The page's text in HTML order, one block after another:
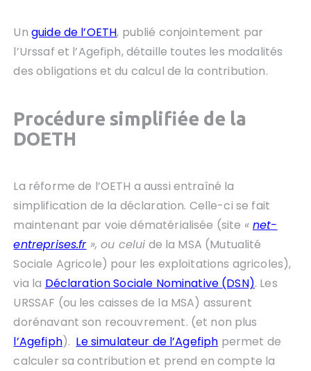
Un guide de l’OETH, publié conjointement par
l’Urssaf et l’Agefiph, détaille toutes les modalités
des obligations et du calcul de la contribution.
Procédure simplifiée de la
DOETH
La réforme de l’OETH a aussi entraîné la
simplification de la déclaration. Celle-ci se fait
maintenant par voie dématérialisée (site « net-
entreprises.fr», ou celui de la MSA (Mutualité
Sociale Agricole) pour les exploitations agricoles),
via la Déclaration Sociale Nominative (DSN). Les
URSSAF (ou les caisses de la MSA) assurent
dorénavant son recouvrement. (et non plus
l’Agefiph). Le simulateur de l’Agefiph permet de
calculer sa contribution et prend en compte la